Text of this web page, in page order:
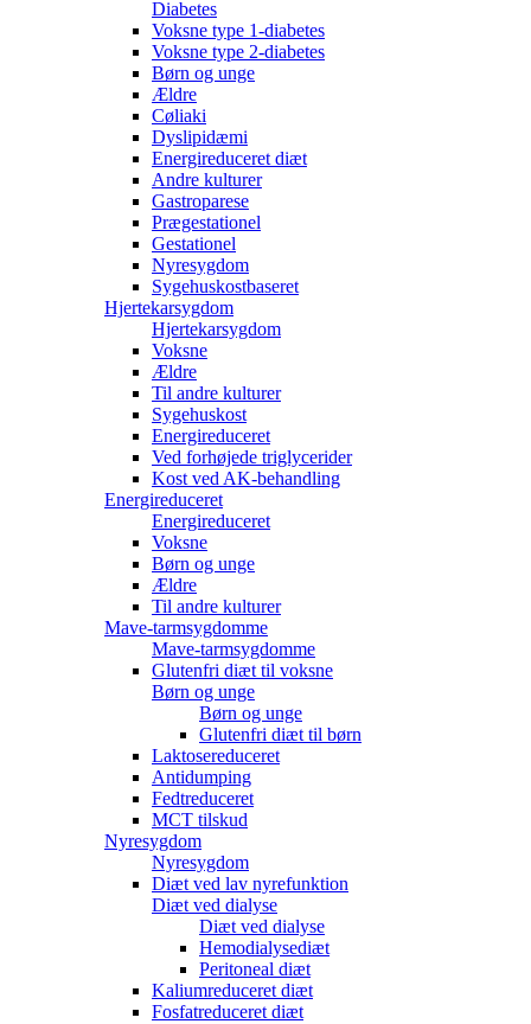
Diabetes
Voksne type 1-diabetes
Voksne type 2-diabetes
Børn og unge
Ældre
Cøliaki
Dyslipidæmi
Energireduceret diæt
Andre kulturer
Gastroparese
Prægestationel
Gestationel
Nyresygdom
Sygehuskostbaseret
Hjertekarsygdom
Hjertekarsygdom
Voksne
Ældre
Til andre kulturer
Sygehuskost
Energireduceret
Ved forhøjede triglycerider
Kost ved AK-behandling
Energireduceret
Energireduceret
Voksne
Børn og unge
Ældre
Til andre kulturer
Mave-tarmsygdomme
Mave-tarmsygdomme
Glutenfri diæt til voksne
Børn og unge
Børn og unge
Glutenfri diæt til børn
Laktosereduceret
Antidumping
Fedtreduceret
MCT tilskud
Nyresygdom
Nyresygdom
Diæt ved lav nyrefunktion
Diæt ved dialyse
Diæt ved dialyse
Hemodialysediæt
Peritoneal diæt
Kaliumreduceret diæt
Fosfatreduceret diæt